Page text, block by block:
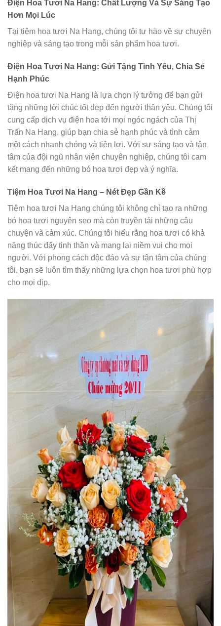
Điện Hoa Tươi Na Hang: Chất Lượng Và Sự Sáng Tạo
Hơn Mọi Lúc
Tại tiệm hoa tươi Na Hang, chúng tôi tự hào về sự chuyên
nghiệp và sáng tạo trong mỗi sản phẩm hoa tươi.
Điện Hoa Tươi Na Hang: Gửi Tặng Tình Yêu, Chia Sẻ
Hạnh Phúc
Điện hoa tươi Na Hang là lựa chọn lý tưởng để bạn gửi
tặng những lời chúc tốt đẹp đến người thân yêu. Chúng tôi
cung cấp dịch vụ điện hoa tới mọi ngóc ngách của Thị
Trấn Na Hang, giúp bạn chia sẻ hạnh phúc và tình cảm
một cách nhanh chóng và tiện lợi. Với sự sáng tạo và tận
tâm của đội ngũ nhân viên chuyên nghiệp, chúng tôi cam
kết mang đến những bó hoa tươi đẹp và ý nghĩa.
Tiệm Hoa Tươi Na Hang – Nét Đẹp Gần Kề
Tiệm hoa tươi Na Hang chúng tôi không chỉ tạo ra những
bó hoa tươi nguyên sẹo mà còn truyền tải những câu
chuyện và cảm xúc. Chúng tôi hiểu rằng hoa tươi có khả
năng thúc đẩy tinh thần và mang lại niềm vui cho mọi
người. Với phong cách độc đáo và sự tận tâm của chúng
tôi, bạn sẽ luôn tìm thấy những lựa chọn hoa tươi phù hợp
cho mọi dịp.